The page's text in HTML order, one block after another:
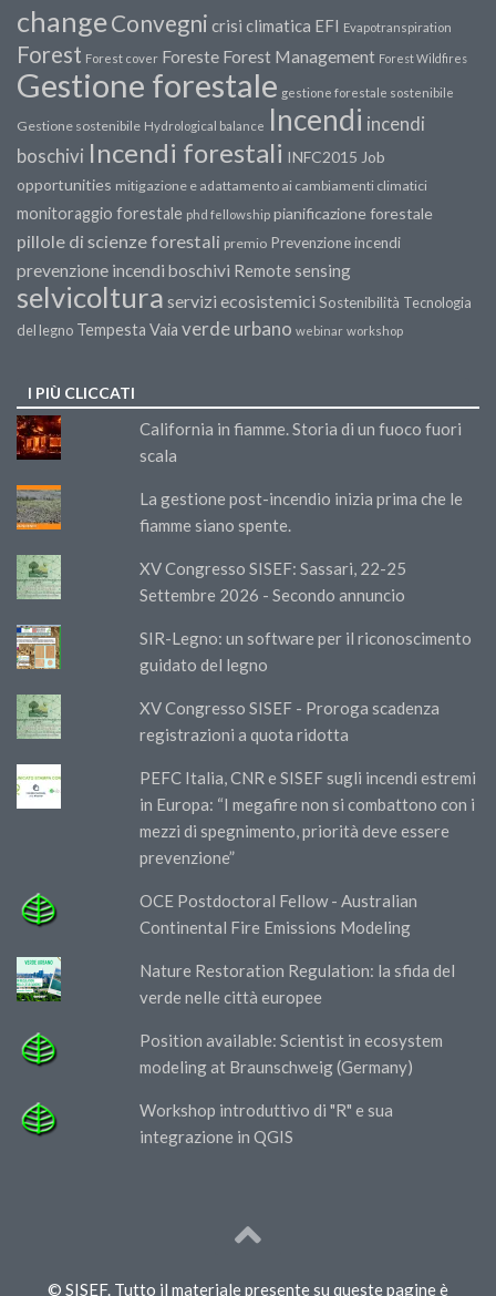
changeConvegni crisi climatica EFI Evapotranspiration
Forest Forest cover Foreste Forest Management Forest Wildfires
Gestione forestale gestione forestale sostenibile
Gestione sostenibile Hydrological balance Incendi incendi
boschivi Incendi forestali INFC2015 Job
opportunities mitigazione e adattamento ai cambiamenti climatici
monitoraggio forestale phd fellowship pianificazione forestale
pillole di scienze forestali premio Prevenzione incendi
prevenzione incendi boschivi Remote sensing
selvicoltura servizi ecosistemici Sostenibilità Tecnologia
del legno Tempesta Vaia verde urbano webinar workshop
I PIÙ CLICCATI
California in fiamme. Storia di un fuoco fuori
scala
La gestione post-incendio inizia prima che le
fiamme siano spente.
XV Congresso SISEF: Sassari, 22-25
Settembre 2026 - Secondo annuncio
SIR-Legno: un software per il riconoscimento
guidato del legno
XV Congresso SISEF - Proroga scadenza
registrazioni a quota ridotta
PEFC Italia, CNR e SISEF sugli incendi estremi
in Europa: “I megafire non si combattono con i
mezzi di spegnimento, priorità deve essere
prevenzione”
OCE Postdoctoral Fellow - Australian
Continental Fire Emissions Modeling
Nature Restoration Regulation: la sfida del
verde nelle città europee
Position available: Scientist in ecosystem
modeling at Braunschweig (Germany)
Workshop introduttivo di "R" e sua
integrazione in QGIS
© SISEF. Tutto il materiale presente su queste pagine è